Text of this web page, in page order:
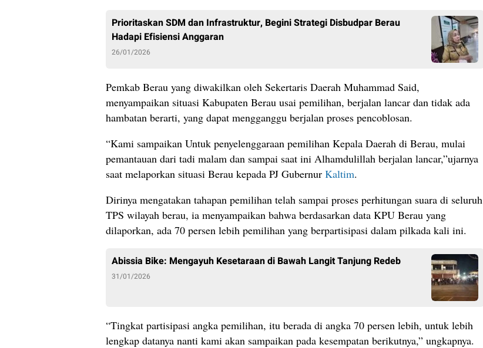
Prioritaskan SDM dan Infrastruktur, Begini Strategi Disbudpar Berau
Hadapi Efisiensi Anggaran
26/01/2026
Pemkab Berau yang diwakilkan oleh Sekertaris Daerah Muhammad Said,
menyampaikan situasi Kabupaten Berau usai pemilihan, berjalan lancar dan tidak ada
hambatan berarti, yang dapat mengganggu berjalan proses pencoblosan.
“Kami sampaikan Untuk penyelenggaraan pemilihan Kepala Daerah di Berau, mulai
pemantauan dari tadi malam dan sampai saat ini Alhamdulillah berjalan lancar,”ujarnya
saat melaporkan situasi Berau kepada PJ Gubernur Kaltim.
Dirinya mengatakan tahapan pemilihan telah sampai proses perhitungan suara di seluruh
TPS wilayah berau, ia menyampaikan bahwa berdasarkan data KPU Berau yang
dilaporkan, ada 70 persen lebih pemilihan yang berpartisipasi dalam pilkada kali ini.
Abissia Bike: Mengayuh Kesetaraan di Bawah Langit Tanjung Redeb
31/01/2026
“Tingkat partisipasi angka pemilihan, itu berada di angka 70 persen lebih, untuk lebih
lengkap datanya nanti kami akan sampaikan pada kesempatan berikutnya,” ungkapnya.